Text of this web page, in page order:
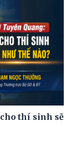
thí sinh sẽ